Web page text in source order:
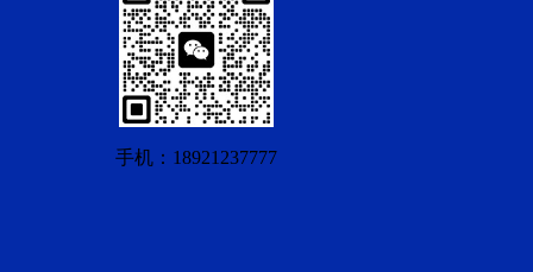
手机：18921237777